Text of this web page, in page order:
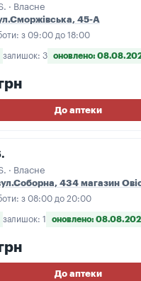
· Власне
45-А
з 09:00 до 18:00
залишок: 3 оновлено:
До аптеки
· Власне
434 магазин
з 08:00 до 20:00
залишок: 1 оновлено:
До аптеки